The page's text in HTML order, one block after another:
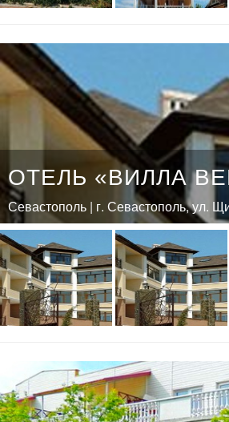
ОТЕЛЬ «ВИЛЛА
Севастополь | г. Севастополь, ул.